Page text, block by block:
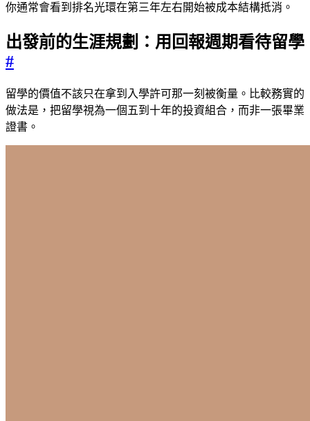
你通常會看到排名光環在第三年左右開始被成本結構抵消。
出發前的生涯規劃：用回報週期看待留學
#
留學的價值不該只在拿到入學許可那一刻被衡量。比較務實的
做法是，把留學視為一個五到十年的投資組合，而非一張畢業
證書。